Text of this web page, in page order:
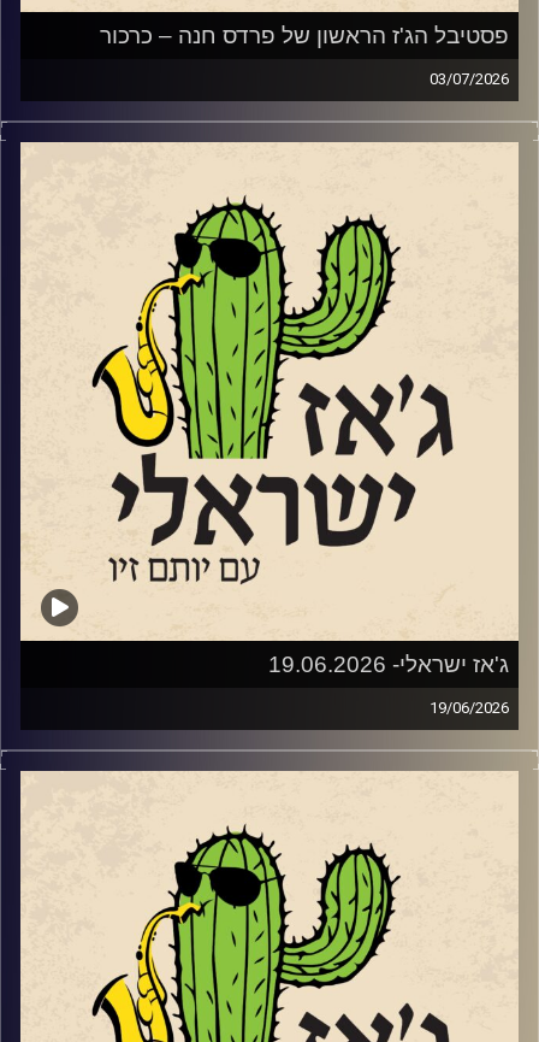
קרדיט תמונות:רותם בר-אילן
פסטיבל הג'ז הראשון של פרדס חנה – כרכור
03/07/2026
השבוע, הקדשנו את התוכנית לפסטיבל הג'ז הראשון של פרדס
חנה כרכור שייפתח את שעריו בשבוע הבא בין ה 7-9.7.
הרכבי ג'ז ישראלי משובחים ואיכותיים. לצד המופעים יתקיימו
שלוש כיתות אמן בקונסרבטוריון המקומי בהשתתפות חלק
הזרעים של הפסטיבל החלו לנבוט בגינת ביתם של עדי ואלון
(הבסיסט של להקת א-טמפו) שטרן באמצעות הופעות ביתיות.
משם התפתחו ל"ליין ג'ז" קהילתי שהפגיש מידי חודש את
חובבי הג'ז של פרדס חנה כרכור עם הרכבי ג'ז ישראלים. שלוש
שנים לאחר מכן, בימינו אלו – פסטיבל נולד.
מאחורי הפסטיבל עומדים ביחד עמותת דרך הג׳אז וקואופרטיב
של הרכבי ג׳אז ישראליים, בשיתוף המועצה המקומית פרדס
חנה כרכור, המתנ״ס וחברת אפיק תקשורת. בניהול אמנותי של
אלון שטרן והפקה של עדי שטרן.
שוחחנו עם אלון (א-טמפו) שטרן
אטמפו • לוח הופעות מעודכן 2026 • הזמנת כרטיסים • פורטל
וגם עם חלק מהמוזיקאים שיופיעו:
אלון (חגיגה) פרבר
אלון פרבר והחגיגה • לוח הופעות מעודכן 2026 • הזמנת
כרטיסים • פורטל LIVE
ג'אז ישראלי- 19.06.2026
19/06/2026
השבוע בג'ז ישראלי
מה הקשר בין מוצארט, אלביס, דבורים, מחול ומודעות
הכוראוגרףיגור משניקוב ומנהלת הלהקה, תכלת
Dance" שואבת השראה מריקוד הדבורים ומעלה למודעות את
סכנת היעלמותן מהעולם.
המפיק והמנהל האומנותי ניצן קרמר סיפר על המופע החדש
שלו עם הפסנתרן הגרמני הייחודי, פרנץ פון צ'וסי בסטודיו אנט
ביום שישי הבא